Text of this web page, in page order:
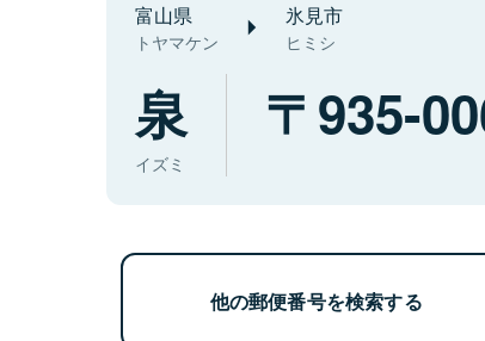
富山県
トヤマケン
氷見市
ヒミシ
泉
イズミ
935-
他の郵便番号を検索する